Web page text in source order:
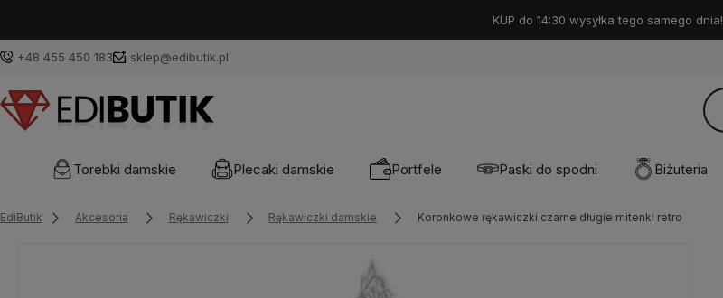
KUP do 14:30 wysyłka tego samego dnia!
+48 455 450 183 sklep@edibutik.pl
Torebki damskie Plecaki damskie Portfele Paski do spodni Biżuteria
EdiButik Akcesoria Rękawiczki Rękawiczki damskie Koronkowe rękawiczki czarne długie mitenki retro